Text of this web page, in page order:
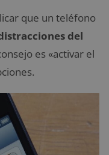
que un teléfono
del
es «activar el